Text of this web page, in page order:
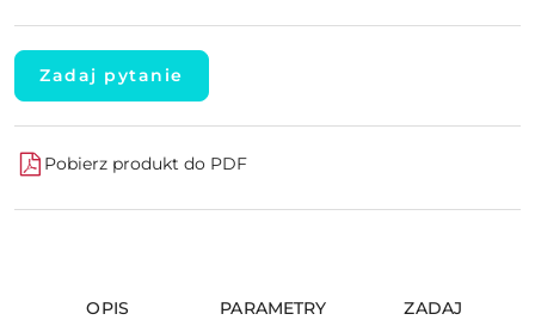
Zadaj pytanie
Pobierz produkt do PDF
OPIS
PARAMETRY
ZADAJ